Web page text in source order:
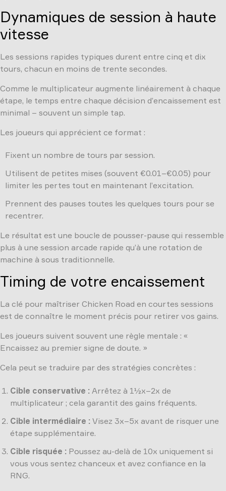
Dynamiques de session à haute
vitesse
Les sessions rapides typiques durent entre cinq et dix
tours, chacun en moins de trente secondes.
Comme le multiplicateur augmente linéairement à chaque
étape, le temps entre chaque décision d’encaissement est
minimal – souvent un simple tap.
Les joueurs qui apprécient ce format :
Fixent un nombre de tours par session.
Utilisent de petites mises (souvent €0.01–€0.05) pour
limiter les pertes tout en maintenant l’excitation.
Prennent des pauses toutes les quelques tours pour se
recentrer.
Le résultat est une boucle de pousser-pause qui ressemble
plus à une session arcade rapide qu’à une rotation de
machine à sous traditionnelle.
Timing de votre encaissement
La clé pour maîtriser Chicken Road en courtes sessions
est de connaître le moment précis pour retirer vos gains.
Les joueurs suivent souvent une règle mentale : «
Encaissez au premier signe de doute. »
Cela peut se traduire par des stratégies concrètes :
Cible conservative : Arrêtez à 1½x–2x de
multiplicateur ; cela garantit des gains fréquents.
Cible intermédiaire : Visez 3x–5x avant de risquer une
étape supplémentaire.
Cible risquée : Poussez au-delà de 10x uniquement si
vous vous sentez chanceux et avez confiance en la
RNG.